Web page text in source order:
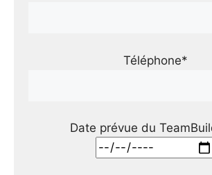
Téléphone*
Date prévue du